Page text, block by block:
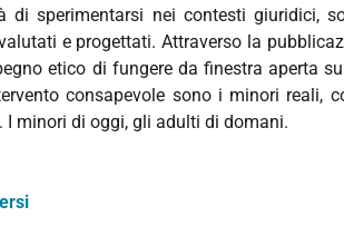
di sperimentarsi nei contesti giuridici,
e progettati. Attraverso la
etico di fungere da finestra aperta
consapevole sono i minori reali,
I minori di oggi, gli adulti di domani.